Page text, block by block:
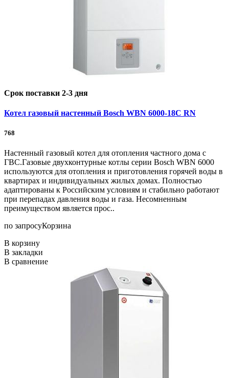
Срок поставки 2-3 дня
Котел газовый настенный Bosch WBN 6000-18C RN
768
Настенный газовый котел для отопления частного дома с
ГВС.Газовые двухконтурные котлы серии Bosch WBN 6000
используются для отопления и приготовления горячей воды в
квартирах и индивидуальных жилых домах. Полностью
адаптированы к Российским условиям и стабильно работают
при перепадах давления воды и газа. Несомненным
преимуществом является прос..
по запросуКорзина
В корзину
В закладки
В сравнение